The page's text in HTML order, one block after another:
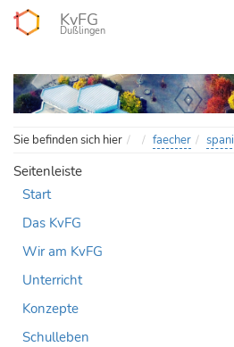
KvFG
Dußlingen
Sie befinden sich hier Home
faecher
Seitenleiste
Start
Das KvFG
Wir am KvFG
Unterricht
Konzepte
Schulleben